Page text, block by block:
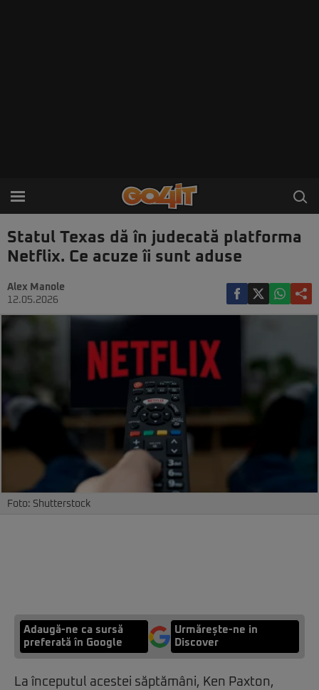
Statul Texas dă în judecată platforma
Netflix. Ce acuze îi sunt aduse
Alex Manole
12.05.2026
Foto: Shutterstock
Adaugă-ne ca sursă
preferată în Google
Urmărește-ne in
Discover
La începutul acestei săptămâni, Ken Paxton,